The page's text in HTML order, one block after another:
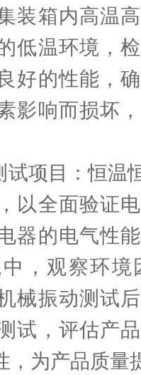
装箱内高温
低温环境，
好的性能，
影响而损坏
试项目：恒温
以全面验证
器的电气性
，观察环境
械振动测试
试，评估产
，为产品质量